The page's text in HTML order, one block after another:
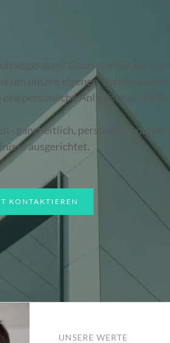
Dann sind Sie bei
unsere eigenen. Zudem
persönliche Anlaufstelle, die
- ganzheitlich, persönlich,
ausgerichtet.
KONTAKTIEREN
UNSERE WERTE